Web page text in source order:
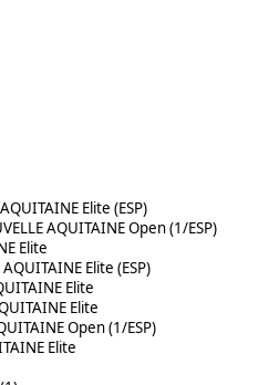
Elite (ESP)
AQUITAINE Open (1/ESP)
Elite
Elite (ESP)
Elite
Elite
Open (1/ESP)
Elite